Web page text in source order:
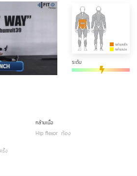
ระดับ
กล้ามเนื้อ
Hip flexor ท้อง
รั้ง